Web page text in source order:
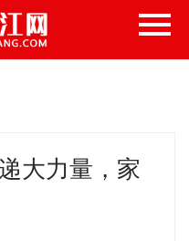
大力量，家